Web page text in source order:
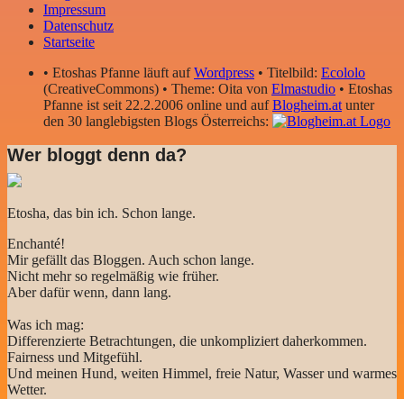
Impressum
Datenschutz
Startseite
• Etoshas Pfanne läuft aufWordpress • Titelbild: Ecololo
(CreativeCommons) • Theme: Oita von Elmastudio • Etoshas
Pfanne ist seit 22.2.2006 online und aufBlogheim.atunter
den 30 langlebigsten Blogs Österreichs:
Wer bloggt denn da?
Etosha, das bin ich. Schon lange.
Enchanté!
Mir gefällt das Bloggen. Auch schon lange.
Nicht mehr so regelmäßig wie früher.
Aber dafür wenn, dann lang.
Was ich mag:
Differenzierte Betrachtungen, die unkompliziert daherkommen.
Fairness und Mitgefühl.
Und meinen Hund, weiten Himmel, freie Natur, Wasser und warmes
Wetter.